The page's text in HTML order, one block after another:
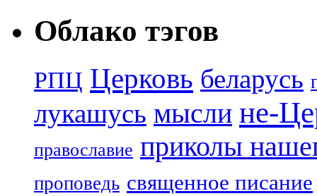
Облако тэгов
РПЦ Церковь беларусь
лукашусь мысли не-
православие приколы
проповедь священное писание